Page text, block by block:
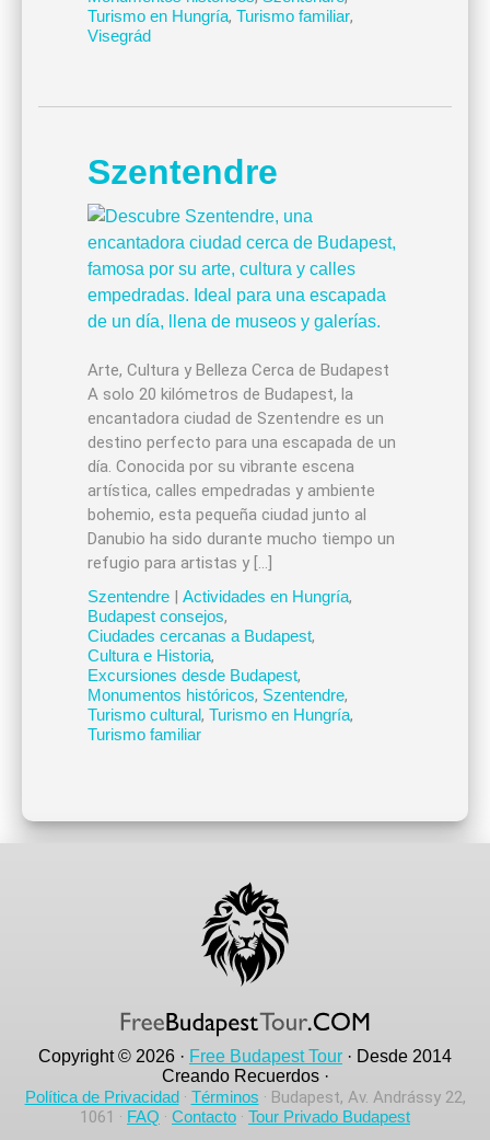
Turismo en Hungría, Turismo familiar,
Visegrád
Szentendre
Arte, Cultura y Belleza Cerca de Budapest
A solo 20 kilómetros de Budapest, la
encantadora ciudad de Szentendre es un
destino perfecto para una escapada de un
día. Conocida por su vibrante escena
artística, calles empedradas y ambiente
bohemio, esta pequeña ciudad junto al
Danubio ha sido durante mucho tiempo un
refugio para artistas y […]
Szentendre| Actividades en Hungría,
Budapest consejos,
Ciudades cercanas a Budapest,
Cultura e Historia,
Excursiones desde Budapest,
Monumentos históricos, Szentendre,
Turismo cultural, Turismo en Hungría,
Turismo familiar
Copyright © 2026 · Free Budapest Tour · Desde 2014
Creando Recuerdos ·
Política de Privacidad· Términos · Budapest, Av. Andrássy 22,
1061 · FAQ · Contacto · Tour Privado Budapest